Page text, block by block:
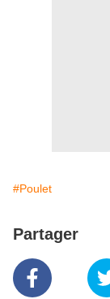
#Poulet
Partager